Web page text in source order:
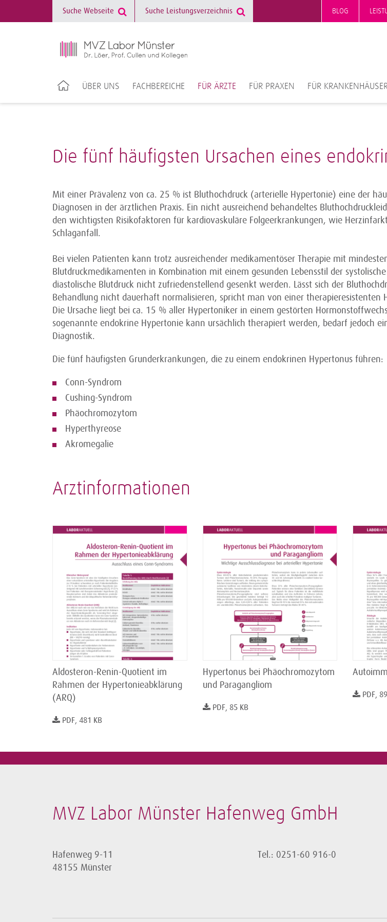
BLOG
ÜBER UNS FACHBEREICHE FÜR ÄRZTE FÜR PRAXEN FÜR
Die fünf häufigsten Ursachen eines
Mit einer Prävalenz von ca. 25 % ist Bluthochdruck (arterielle Hypertonie) eine der
Diagnosen in der ärztlichen Praxis. Ein nicht ausreichend behandeltes
den wichtigsten Risikofaktoren für kardiovaskuläre Folgeerkrankungen, wie
Schlaganfall.
Bei vielen Patienten kann trotz ausreichender medikamentöser Therapie mit
Blutdruckmedikamenten in Kombination mit einem gesunden Lebensstil der
diastolische Blutdruck nicht zufriedenstellend gesenkt werden. Lässt sich der
Behandlung nicht dauerhaft normalisieren, spricht man von einer therapieresistenten
Die Ursache liegt bei ca. 15 % aller Hypertoniker in einem gestörten
sogenannte endokrine Hypertonie kann ursächlich therapiert werden, bedarf jedoch
Diagnostik.
Die fünf häufigsten Grunderkrankungen, die zu einem endokrinen Hypertonus führen:
Conn-Syndrom
Cushing-Syndrom
Phäochromozytom
Hyperthyreose
Akromegalie
Arztinformationen
Aldosteron-Renin-Quotient im
Rahmen der Hypertonieabklärung
(ARQ)
PDF, 481 KB
Hypertonus bei Phäochromozytom
und Paragangliom
PDF, 85 KB
PDF,
MVZ Labor Münster Hafenweg GmbH
Hafenweg 9-11
48155 Münster
Tel.: 0251-60 916-0